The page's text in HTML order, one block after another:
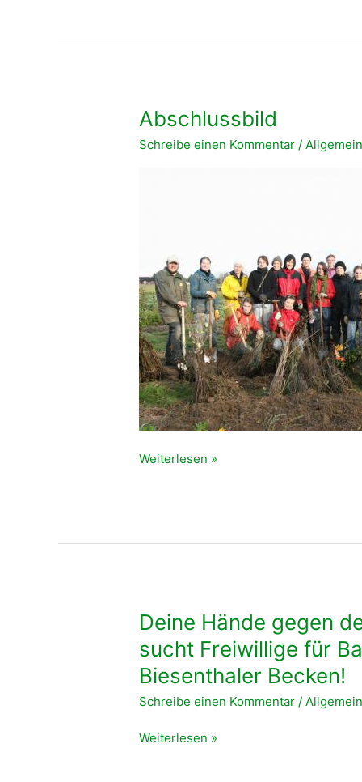
Abschlussbild
Schreibe einen Kommentar /Allgemein
Abschlussbild
Weiterlesen »
Deine Hände gegen
sucht Freiwillige für
Biesenthaler Becken!
Schreibe einen Kommentar /Allgemein
Deine
Weiterlesen »